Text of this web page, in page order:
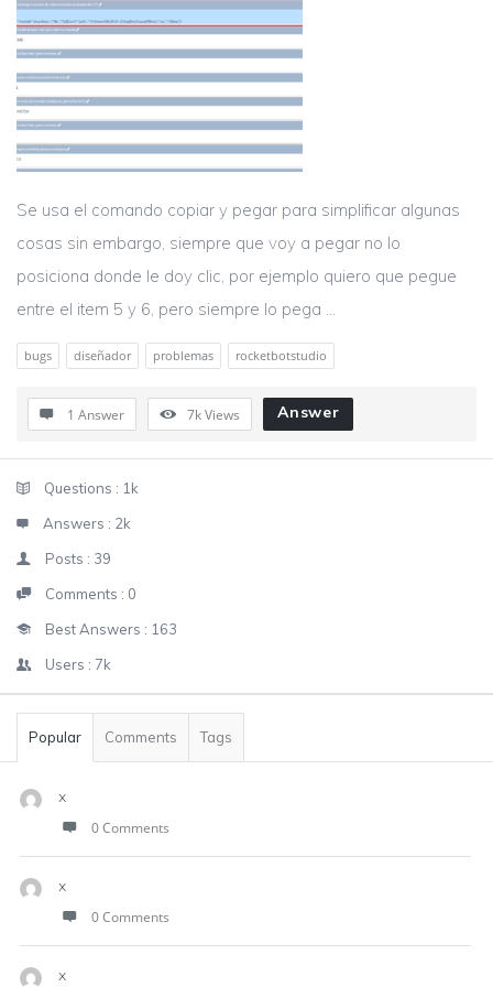
Se usa el comando copiar y pegar para simplificar algunas
cosas sin embargo, siempre que voy a pegar no lo
posiciona donde le doy clic, por ejemplo quiero que pegue
entre el item 5 y 6, pero siempre lo pega ...
bugs diseñador problemas rocketbotstudio
1 Answer 7kViews Answer
StatsQuestions : 1k
Answers : 2k
Posts : 39
Comments : 0
Best Answers : 163
Users : 7k
Popular Comments Tags
x
0 Comments
x
0 Comments
x